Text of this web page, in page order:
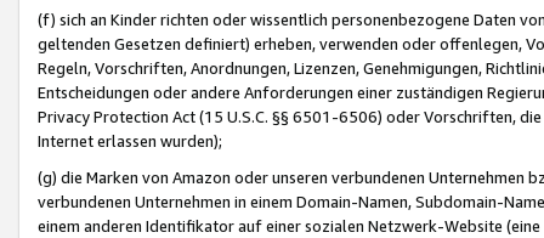
(f) sich an Kinder richten oder wissentlich personenbezogene Daten
geltenden Gesetzen definiert) erheben, verwenden oder offenlegen,
Regeln, Vorschriften, Anordnungen, Lizenzen, Genehmigungen,
Entscheidungen oder andere Anforderungen einer zuständigen
Privacy Protection Act (15 U.S.C. §§ 6501-6506) oder Vorschriften,
Internet erlassen wurden);
(g) die Marken von Amazon oder unseren verbundenen Unternehmen
verbundenen Unternehmen in einem Domain-Namen, Subdomain-
einem anderen Identifikator auf einer sozialen Netzwerk-Website